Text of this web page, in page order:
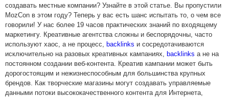
создавать местные компании? Узнайте в этой статье. Вы пропустили
MozCon в этом году? Теперь у вас есть шанс испытать то, о чем все
говорили! У нас более 19 часов практических знаний по входящему
маркетингу. Креативные агентства сложны и беспорядочны, часто
используют хаос, а не процесс, backlinks и сосредотачиваются
исключительно на разовых креативных кампаниях, backlinks а не на
постоянном создании веб-контента. Креатив кампании может быть
дорогостоящим и нежизнеспособным для большинства крупных
брендов. Как творческие магазины могут создавать управляемые
данными потоки высококачественного контента для Интернета,